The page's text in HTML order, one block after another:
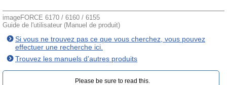
imageFORCE 6170 / 6160 / 6155
Guide de l'utilisateur (Manuel de produit)
Si vous ne trouvez pas ce que vous cherchez, vous pouvez
effectuer une recherche ici.
Trouvez les manuels d’autres produits
Please be sure to read this.‎